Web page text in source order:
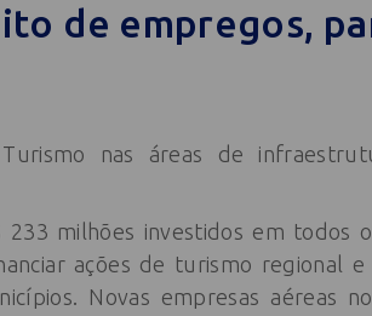
de empregos,
nas áreas de
milhões investidos em todos
ações de turismo regional e
Novas empresas aéreas